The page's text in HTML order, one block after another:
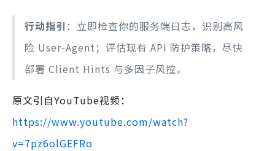
行动指引 ：立即检查你的服务端日志，识别高风
险 User‑Agent；评估现有 API 防护策略，尽快
部署 Client Hints 与多因子风控。
原文引自YouTube视频：
https://www.youtube.com/watch?
v=7pz6olGEFRo